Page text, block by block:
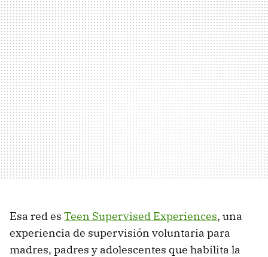
Esa red es Teen Supervised Experiences, una
experiencia de supervisión voluntaria para
madres, padres y adolescentes que habilita la